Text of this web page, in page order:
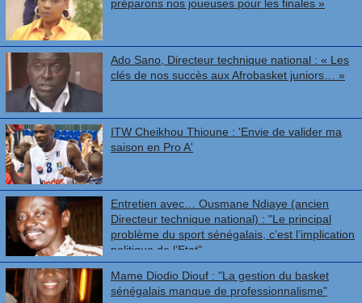
préparons nos joueuses pour les finales »
Ado Sano, Directeur technique national : « Les
clés de nos succès aux Afrobasket juniors… »
ITW Cheikhou Thioune : 'Envie de valider ma
saison en Pro A'
Entretien avec… Ousmane Ndiaye (ancien
Directeur technique national) : "Le principal
problème du sport sénégalais, c’est l’implication
politique de l’Etat"
Mame Diodio Diouf : "La gestion du basket
sénégalais manque de professionnalisme"